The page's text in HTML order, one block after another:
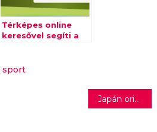
Térképes online
keresővel segíti a
SPAR
sport
Japán origami, kis sci-fi és némi neo-noir formavilág